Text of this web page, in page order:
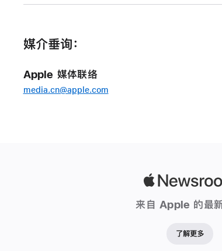
媒介垂询：
Apple 媒体联络
media.cn@apple.com
来自 Apple 的最
了解更多